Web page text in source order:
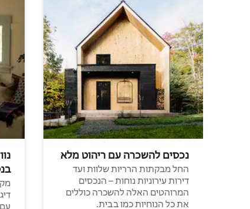
נכסים להשכרה עם ריהוט מלא
החל מבקתות הרריות שלוות ועד
דירות עירוניות נוחות – הנכסים
המרוהטים האלה להשכרה כוללים
את כל הנוחיות כמו בבית.